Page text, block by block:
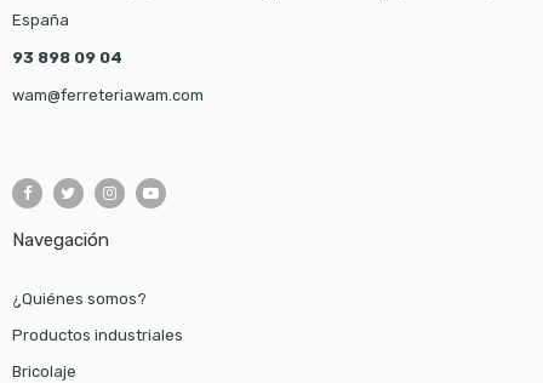
España
93 898 09 04
wam@ferreteriawam.com
Navegación
¿Quiénes somos?
Productos industriales
Bricolaje